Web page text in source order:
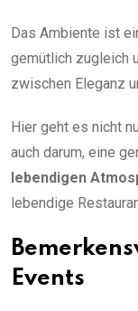
Das Ambiente ist
gemütlich zugleich
zwischen Eleganz
Hier geht es nicht
auch darum, eine
lebendigen
lebendige
Events